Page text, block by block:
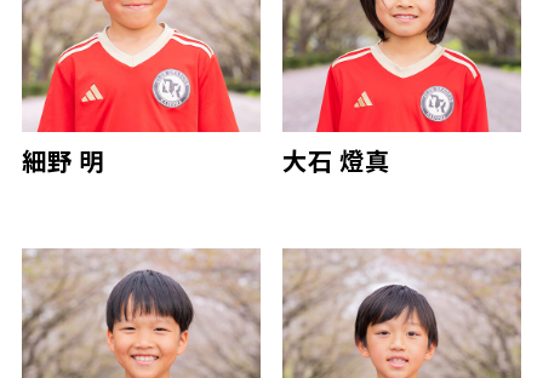
細野 明 大石 燈真